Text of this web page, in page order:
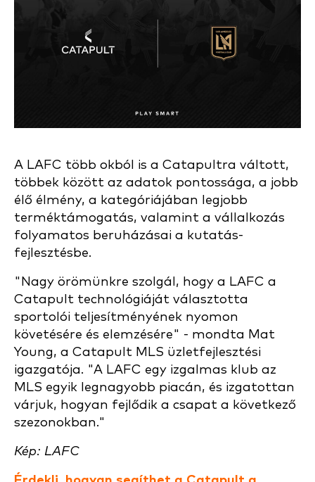
A LAFC több okból is a Catapultra váltott,
többek között az adatok pontossága, a jobb
élő élmény, a kategóriájában legjobb
terméktámogatás, valamint a vállalkozás
folyamatos beruházásai a kutatás-
fejlesztésbe.
"Nagy örömünkre szolgál, hogy a LAFC a
Catapult technológiáját választotta
sportolói teljesítményének nyomon
követésére és elemzésére" - mondta Mat
Young, a Catapult MLS üzletfejlesztési
igazgatója. "A LAFC egy izgalmas klub az
MLS egyik legnagyobb piacán, és izgatottan
várjuk, hogyan fejlődik a csapat a következő
szezonokban."
Kép: LAFC